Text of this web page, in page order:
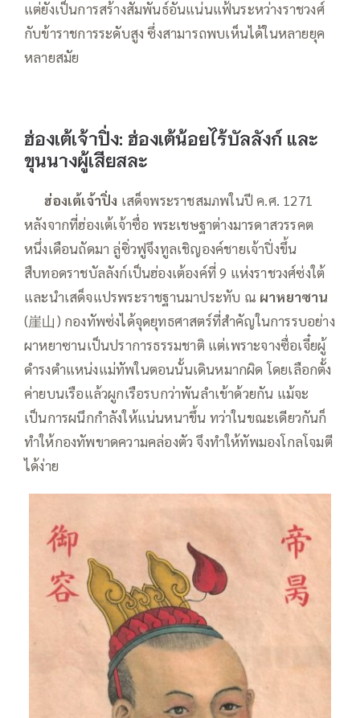
แต่ยังเป็นการสร้างสัมพันธ์อันแน่นแฟ้นระหว่างราชวงศ์
กับข้าราชการระดับสูง ซึ่งสามารถพบเห็นได้ในหลายยุค
หลายสมัย
ฮ่องเต้เจ้าปิ่ง: ฮ่องเต้น้อยไร้บัลลังก์ และ
ขุนนางผู้เสียสละ
—–ฮ่องเต้เจ้าปิ่ง เสด็จพระราชสมภพในปี ค.ศ. 1271
หลังจากที่ฮ่องเต้เจ้าซื่อ พระเชษฐาต่างมารดาสวรรคต
หนึ่งเดือนถัดมา ลู่ซิ่วฟูจึงทูลเชิญองค์ชายเจ้าปิ่งขึ้น
สืบทอดราชบัลลังก์เป็นฮ่องเต้องค์ที่ 9 แห่งราชวงศ์ซ่งใต้
และนำเสด็จแปรพระราชฐานมาประทับ ณ ผาหยาซาน
(崖山) กองทัพซ่งได้จุดยุทธศาสตร์ที่สำคัญในการรบอย่าง
ผาหยาซานเป็นปราการธรรมชาติ แต่เพราะจางซื่อเจี๋ยผู้
ดำรงตำแหน่งแม่ทัพในตอนนั้นเดินหมากผิด โดยเลือกตั้ง
ค่ายบนเรือแล้วผูกเรือรบกว่าพันลำเข้าด้วยกัน แม้จะ
เป็นการผนึกกำลังให้แน่นหนาขึ้น ทว่าในขณะเดียวกันก็
ทำให้กองทัพขาดความคล่องตัว จึงทำให้ทัพมองโกลโจมตี
ได้ง่าย